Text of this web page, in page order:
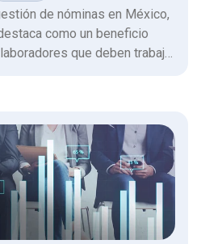
de nóminas en México,
como un beneficio
que deben trabajar